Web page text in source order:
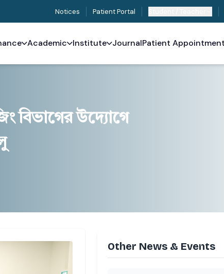
Notices Patient Portal
Academic Institute JournalPatient Appointment
বিভাগের উদ্যোগে
Other News & Events